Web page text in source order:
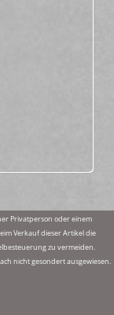
Privatperson oder einem
Verkauf dieser Artikel die
zu vermeiden.
nicht gesondert ausgewiesen.